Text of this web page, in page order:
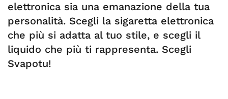
elettronica sia una emanazione della tua
personalità. Scegli la sigaretta elettronica
che più si adatta al tuo stile, e scegli il
liquido che più ti rappresenta. Scegli
Svapotu!